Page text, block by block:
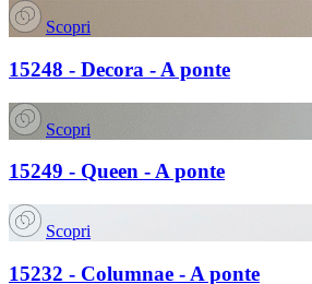
Scopri
15248 - Decora - A ponte
Scopri
15249 - Queen - A ponte
Scopri
15232 - Columnae - A ponte